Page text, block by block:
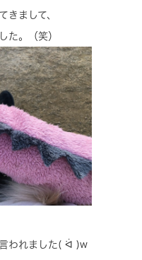
きまして、
た。（笑）
われました( ᐛ )w